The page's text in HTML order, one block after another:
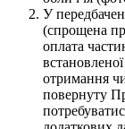
У
(спрощена
оплата
отримання
повернуту